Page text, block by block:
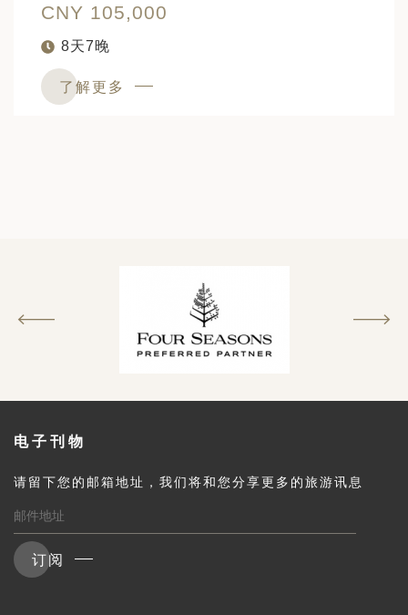
CNY 105,000
8天7晚
了解更多
电子刊物
请留下您的邮箱地址，我们将和您分享更多的旅游讯息
订阅